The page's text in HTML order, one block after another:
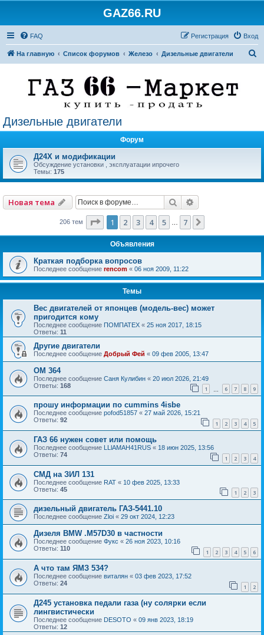
GAZ66.RU
FAQ Вход
Регистрация
На главную Список форумов Железо Дизельные двигатели
Дизельные двигатели
Форум
Д24Х и модификации
Обсуждение установки , эксплуатации ипрочего
Темы: 175
Новая тема Поиск
206 тем Страница из 7
1 2 3 4 5 7
Объявления
Краткая подборка вопросов
Последнее сообщение rencom « 06 ноя 2009, 11:22
Темы
Вес двигателей от японцев (модель-вес) может
пригодится кому
Последнее сообщение ПОМПАТЕХ « 25 ноя 2017, 18:15
Ответы: 11
Другие двигатели
Последнее сообщение Добрый Фей « 09 фев 2005, 13:47
OM 364
Последнее сообщение Саня Кулибин « 20 июл 2026, 21:49
Ответы: 168 1 6 7 8 9
прошу информации по cummins 4isbe
Последнее сообщение pofod51857 « 27 май 2026, 15:21
Ответы: 92 1 2 3 4 5
ГАЗ 66 нужен совет или помощь
Последнее сообщение LLlAMAH41RUS « 18 июн 2025, 13:56
Ответы: 74 1 2 3 4
СМД на ЗИЛ 131
Последнее сообщение RAT « 10 фев 2025, 13:33
Ответы: 45 1 2 3
дизельный двигатель ГАЗ-5441.10
Последнее сообщение Zloi « 29 окт 2024, 12:23
Дизеля BMW .M57D30 в частности
Последнее сообщение Фукс « 26 ноя 2023, 10:16
Ответы: 110 1 2 3 4 5 6
А что там ЯМЗ 534?
Последнее сообщение виталян « 03 фев 2023, 17:52
Ответы: 24 1 2
Д245 установка педали газа (ну солярки если
лингвистически
Последнее сообщение DESOTO « 09 янв 2023, 18:19
Ответы: 12